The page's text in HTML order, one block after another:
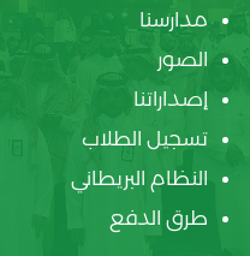
مدارسنا
الصور
إصداراتنا
تسجيل الطلاب
النظام البريطاني
طرق الدفع